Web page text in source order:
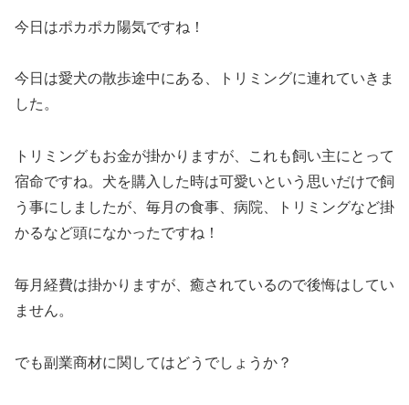
今日はポカポカ陽気ですね！
今日は愛犬の散歩途中にある、トリミングに連れていきま
した。
トリミングもお金が掛かりますが、これも飼い主にとって
宿命ですね。犬を購入した時は可愛いという思いだけで飼
う事にしましたが、毎月の食事、病院、トリミングなど掛
かるなど頭になかったですね！
毎月経費は掛かりますが、癒されているので後悔はしてい
ません。
でも副業商材に関してはどうでしょうか？